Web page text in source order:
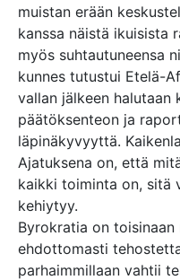
muistan erään
kanssa näistä ikuisista
myös suhtautuneensa
kunnes tutustui Etelä-
vallan jälkeen halutaan
päätöksenteon ja
läpinäkyvyyttä.
Ajatuksena on, että
kaikki toiminta on, sitä
kehiytyy.
Byrokratia on
ehdottomasti
parhaimmillaan vahtii